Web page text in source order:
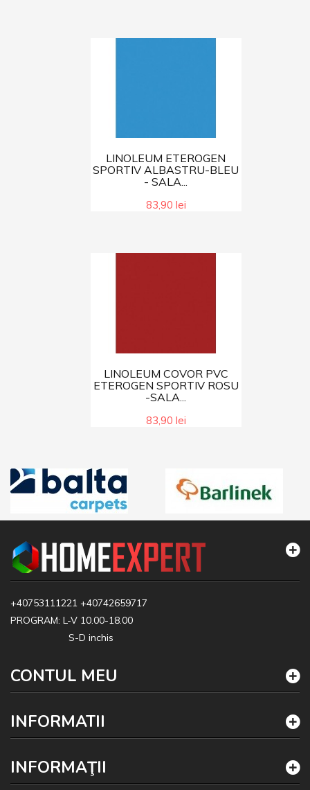
LINOLEUM ETEROGEN
SPORTIV ALBASTRU-BLEU
- SALA...
83,90 lei
LINOLEUM COVOR PVC
ETEROGEN SPORTIV ROSU
-SALA...
83,90 lei
+40753111221 +40742659717
PROGRAM: L-V 10.00-18.00
S-D inchis
CONTUL MEU
INFORMATII
INFORMAŢII